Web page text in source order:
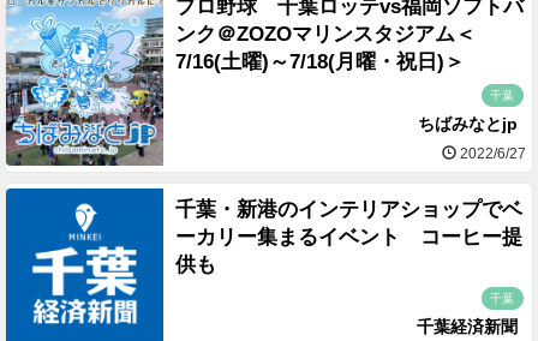
プロ野球 千葉ロッテvs福岡ソフトバ
ンク＠ZOZOマリンスタジアム＜
7/16(土曜)～7/18(月曜・祝日)＞
千葉
ちばみなとjp
2022/6/27
千葉・新港のインテリアショップでベ
ーカリー集まるイベント コーヒー提
供も
千葉
千葉経済新聞